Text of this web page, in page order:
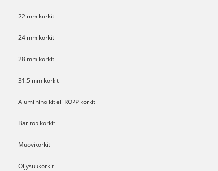
22 mm korkit
24 mm korkit
28 mm korkit
31.5 mm korkit
Alumiiniholkit eli ROPP korkit
Bar top korkit
Muovikorkit
Öljysuukorkit